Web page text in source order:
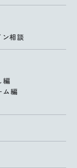
ン相談
編
ム編